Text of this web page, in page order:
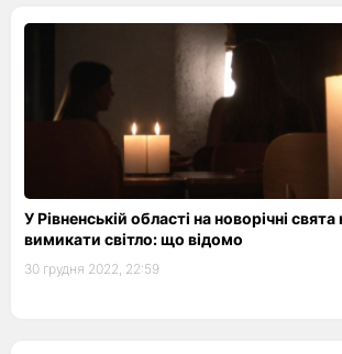
У Рівненській області на новорічні
вимикати світло: що відомо
30 грудня 2022, 22:59